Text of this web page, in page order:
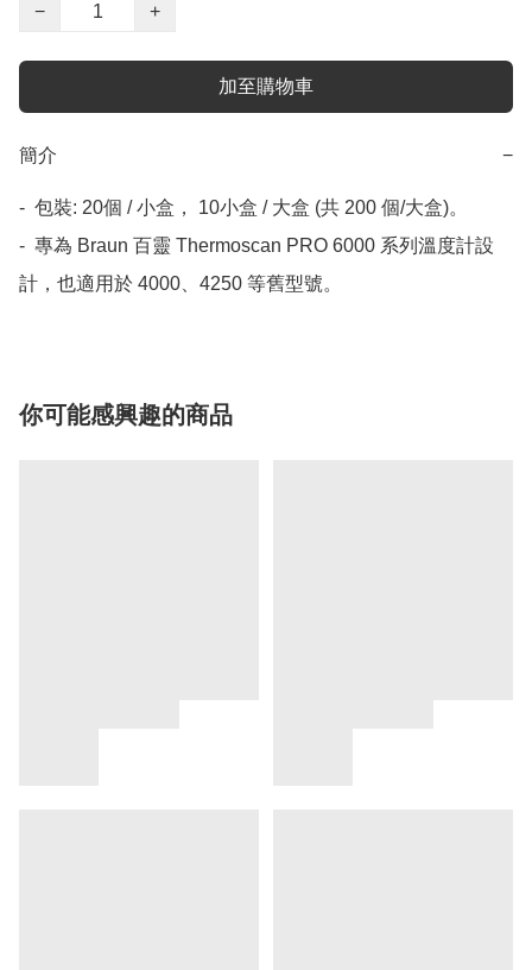
−
+
加至購物車
簡介 −
-  包裝: 20個 / 小盒， 10小盒 / 大盒 (共 200 個/大盒)。
-  專為 Braun 百靈 Thermoscan PRO 6000 系列溫度計設
你可能感興趣的商品